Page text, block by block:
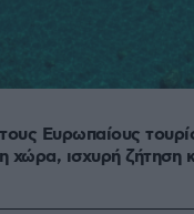
Ευρωπαίους
χώρα, ισχυρή ζήτηση